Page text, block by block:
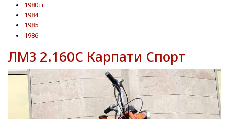
1980ті
1984
1985
1986
ЛМЗ 2.160С Карпати Спорт